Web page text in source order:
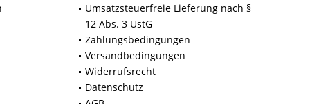
Umsatzsteuerfreie Lieferung nach §
12 Abs. 3 UstG
Zahlungsbedingungen
Versandbedingungen
Widerrufsrecht
Datenschutz